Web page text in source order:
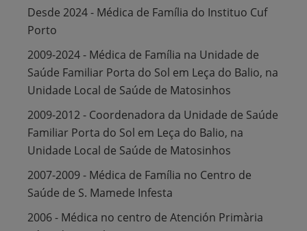
Desde 2024 - Médica de Família do Instituo Cuf
Porto
2009-2024 - Médica de Família na Unidade de
Saúde Familiar Porta do Sol em Leça do Balio, na
Unidade Local de Saúde de Matosinhos
2009-2012 - Coordenadora da Unidade de Saúde
Familiar Porta do Sol em Leça do Balio, na
Unidade Local de Saúde de Matosinhos
2007-2009 - Médica de Família no Centro de
Saúde de S. Mamede Infesta
2006 - Médica no centro de Atención Primària